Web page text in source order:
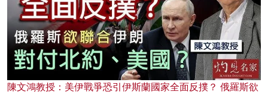
陳文鴻教授：美伊戰爭恐引伊斯蘭國家全面反撲？ 俄羅斯欲